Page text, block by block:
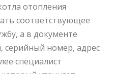
отопления
соответствующее
а в документе
серийный номер, адрес
специалист